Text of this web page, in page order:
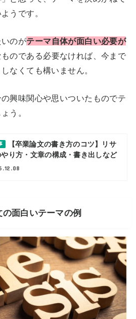
うです。
のがテーマ自体が面白い必要が
のである必要なければ、今まで
なくても構いません。
興味関心や思いついたものでテ
う。
【卒業論文の書き方のコツ】リサ
やり方・文章の構成・書き出しなど
の面白いテーマの例